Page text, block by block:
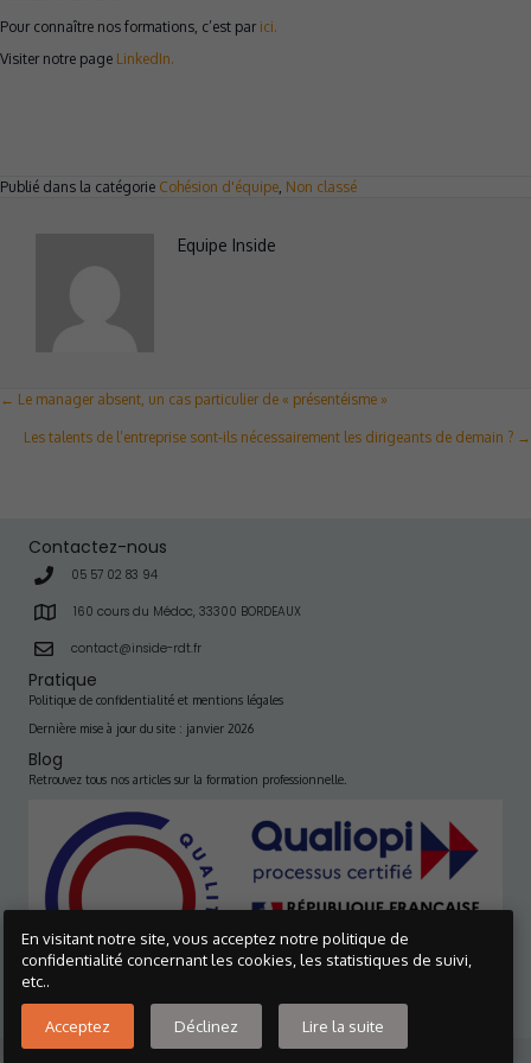
Pour connaître nos formations, c’est par ici.
Visiter notre page LinkedIn.
Publié dans la catégorie Cohésion d'équipe, Non classé
Equipe Inside
Posts
navigation
← Le manager absent, un cas particulier de « présentéisme »
Les talents de l’entreprise sont-ils nécessairement les dirigeants de demain ? →
Contactez-nous
05 57 02 83 94
160 cours du Médoc, 33300 BORDEAUX
contact@inside-rdt.fr
Pratique
Politique de confidentialité et mentions légales
Dernière mise à jour du site : janvier 2026
Blog
Retrouvez tous nos articles sur la formation professionnelle.
Visionner le certificat >>
En visitant notre site, vous acceptez notre politique de
confidentialité concernant les cookies, les statistiques de suivi,
etc..
Acceptez Déclinez Lire la suite